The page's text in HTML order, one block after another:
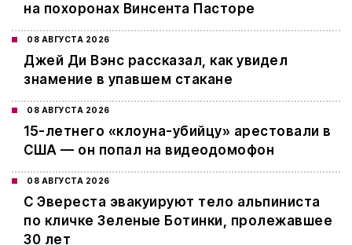
на похоронах Винсента Пасторе
08 АВГУСТА 2026
Джей Ди Вэнс рассказал, как увидел
знамение в упавшем стакане
08 АВГУСТА 2026
15-летнего «клоуна-убийцу» арестовали в
США — он попал на видеодомофон
08 АВГУСТА 2026
С Эвереста эвакуируют тело альпиниста
по кличке Зеленые Ботинки, пролежавшее
30 лет